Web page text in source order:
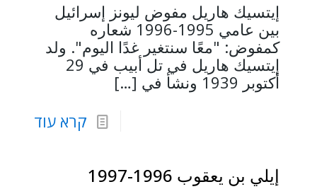
إيتسيك هاريل مفوض ليونز إسرائيل
بين عامي 1995-1996 شعاره
كمفوض: "معًا سنتغير غدًا اليوم". ولد
إيتسيك هاريل في تل أبيب في 29
أكتوبر 1939 ونشأ في
[…]
קרא עוד
إيلي بن يعقوب 1996-1997